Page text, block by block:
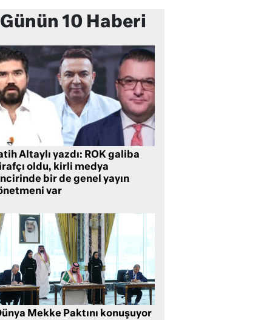
Günün 10 Haberi
Altaylı yazdı: ROK galiba
oldu, kirli medya
bir de genel yayın
var
Mekke Paktını konuşuyor